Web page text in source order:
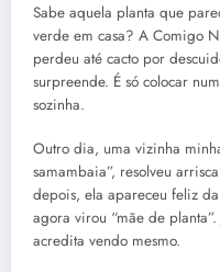
Sabe aquela planta que
verde em casa? A Comigo
perdeu até cacto por
surpreende. É só colocar
sozinha.
Outro dia, uma vizinha
samambaia”, resolveu
depois, ela apareceu feliz
agora virou “mãe de
acredita vendo mesmo.